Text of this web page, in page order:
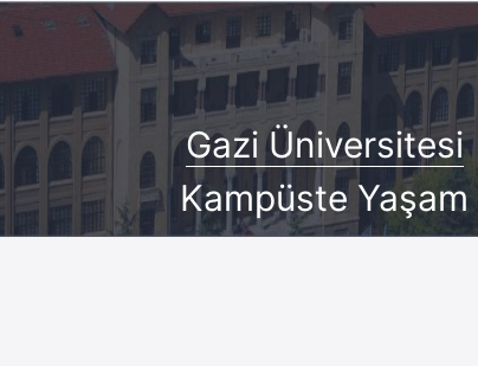
Gazi Üniversitesi
Kampüste Yaşam